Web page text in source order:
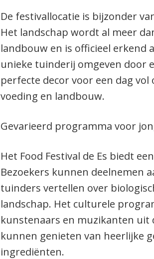
De festivallocatie is bijzonder
Het landschap wordt al meer
landbouw en is officieel erkend
unieke tuinderij omgeven door
perfecte decor voor een dag
voeding en landbouw.
Gevarieerd programma voor
Het Food Festival de Es biedt
Bezoekers kunnen deelnemen
tuinders vertellen over
landschap. Het culturele
kunstenaars en muzikanten
kunnen genieten van heerlijke
ingrediënten.